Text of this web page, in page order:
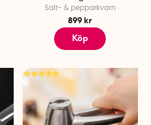
Salt- & pepparkvarn
899 kr
Köp